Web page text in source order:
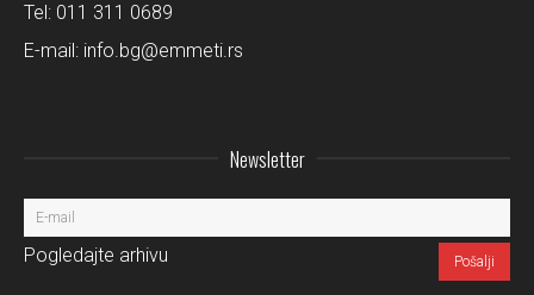
Tel: 011 311 0689
E-mail: info.bg@emmeti.rs
Newsletter
Pogledajte arhivu